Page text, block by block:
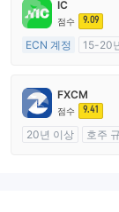
IC
점수 9.09
ECN 계정
15-20
외환 거래 라이선스
마스터 레이블 MT4
FXCM
점수 9.41
20년 이상
호주